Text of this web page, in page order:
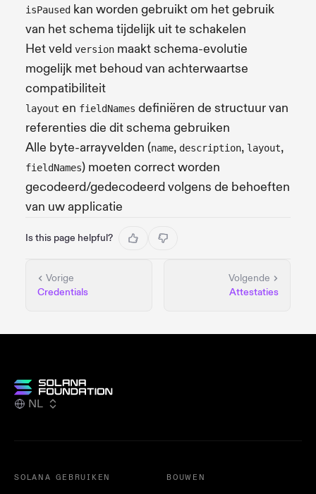
isPaused kan worden gebruikt om het gebruik
van het schema tijdelijk uit te schakelen
Het veld version maakt schema-evolutie
mogelijk met behoud van achterwaartse
compatibiliteit
layout en fieldNames definiëren de structuur van
referenties die dit schema gebruiken
Alle byte-arrayvelden (name, description, layout,
fieldNames) moeten correct worden
gecodeerd/gedecodeerd volgens de behoeften
van uw applicatie
Is this page helpful?
Vorige
Credentials
Volgende
Attestaties
NL
SOLANA GEBRUIKEN BOUWEN